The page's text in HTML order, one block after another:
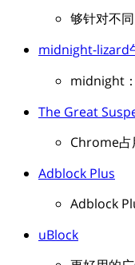
够针对不
midnight-lizard
midnight
The Great
Chrome占
Adblock Plus
Adblock
uBlock